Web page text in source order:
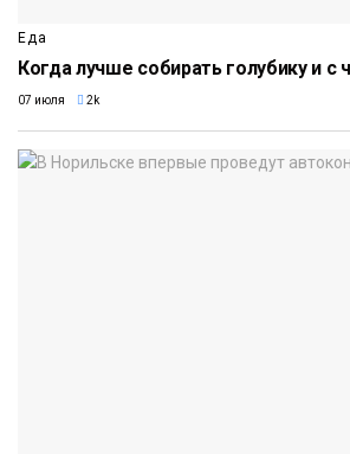
Еда
Когда лучше собирать голубику и с
07 июля 2k